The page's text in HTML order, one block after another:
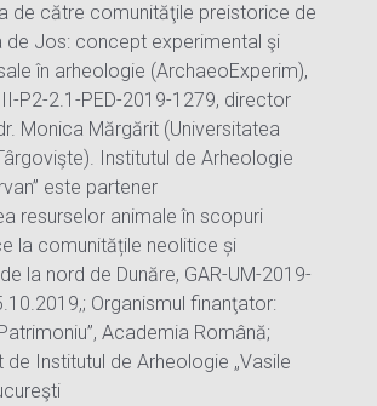
de către comunităţile preistorice de
de Jos: concept experimental şi
în arheologie (ArchaeoExperim),
P2-2.1-PED-2019-1279, director
Monica Mărgărit (Universitatea
Institutul de Arheologie
este partener
resurselor animale în scopuri
la comunitățile neolitice și
la nord de Dunăre, GAR-UM-2019-
Organismul finanţator:
Academia Română;
Institutul de Arheologie „Vasile